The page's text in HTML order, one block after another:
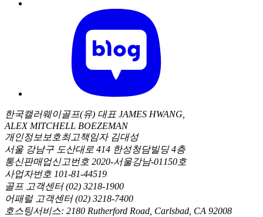
한국캘러웨이골프(유) 대표 JAMES HWANG,
ALEX MITCHELL BOEZEMAN
개인정보보호최고책임자 김대성
서울 강남구 도산대로 414 한성청담빌딩 4층
통신판매업신고번호 2020-서울강남-01150호
사업자번호 101-81-44519
골프 고객센터 (02) 3218-1900
어패럴 고객센터 (02) 3218-7400
호스팅서비스: 2180 Rutherford Road, Carlsbad, CA 92008